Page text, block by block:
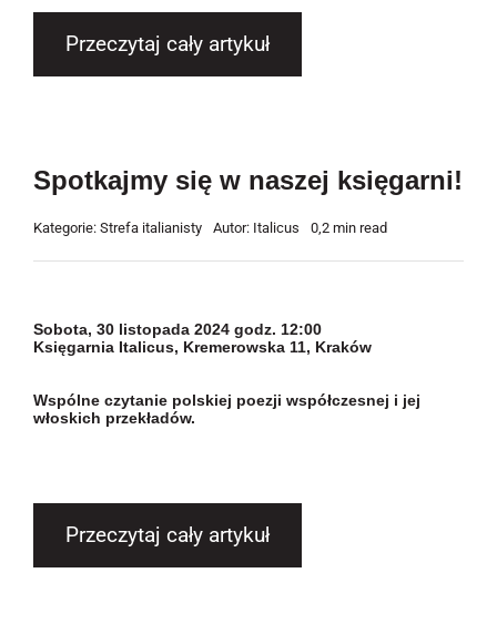
Przeczytaj cały artykuł
Spotkajmy się w naszej księgarni!
Kategorie: Strefa italianisty Autor: Italicus 0,2 min read
Sobota, 30 listopada 2024 godz. 12:00
Księgarnia Italicus, Kremerowska 11, Kraków
Wspólne czytanie polskiej poezji współczesnej i jej
włoskich przekładów.
Przeczytaj cały artykuł